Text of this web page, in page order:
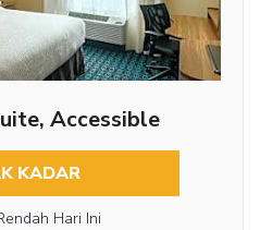
Accessible
KADAR
Hari Ini